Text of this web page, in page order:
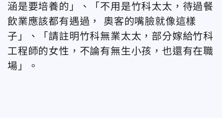
涵是要培養的」、「不用是竹科太太，待過餐
飲業應該都有遇過， 奧客的嘴臉就像這樣
子」、「請註明竹科無業太太，部分嫁給竹科
工程師的女性，不論有無生小孩，也還有在職
場」。